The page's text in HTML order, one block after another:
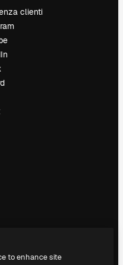
clienti
to enhance site